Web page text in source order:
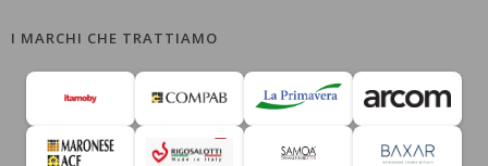
I MARCHI CHE TRATTIAMO